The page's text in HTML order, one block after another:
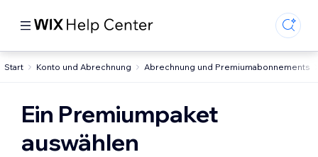
Start Konto und Abrechnung Abrechnung und Premiumabonnements
Ein Premiumpaket
auswählen